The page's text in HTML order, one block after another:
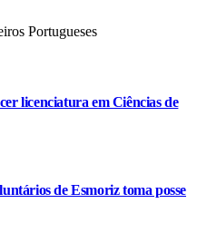
licenciatura em Ciências de
de Esmoriz toma posse